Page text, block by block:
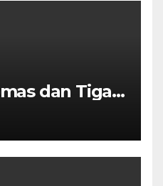
dan Tiga
Ungaran
Warga
Ronda